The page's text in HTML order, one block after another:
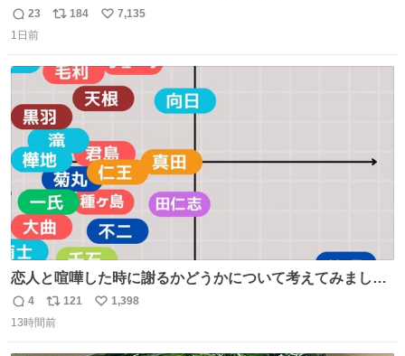
返
信
23
リ
ト
184
い
数
7,135
1日前
恋人と喧嘩した時に謝るかどうかについて考えてみました
💭 ▶︎自分から謝る or 悪くないなら謝らない ▶︎ねちねちす
る or さっぱりしている 個人的見解です！色々と許してく
返
信
4
リ
ポ
121
い
1,398
13時間前